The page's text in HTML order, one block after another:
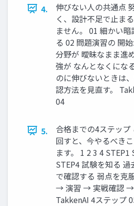
4.
伸びない人の共通点
く、設計不足で止ま
ません。 01 細かい
る 02 問題演習の 開
分野が 曖昧なまま進
強が なんとなくにな
のに伸びないときは
認方法を見直す。
04
5.
合格までの4ステップ
回すと、今やるべき
ます。 1 2 3 4 STEP1
STEP4 試験を知る
で確認する 弱点を克
→ 演習 → 実戦確認 →
TakkenAI 4ステップ